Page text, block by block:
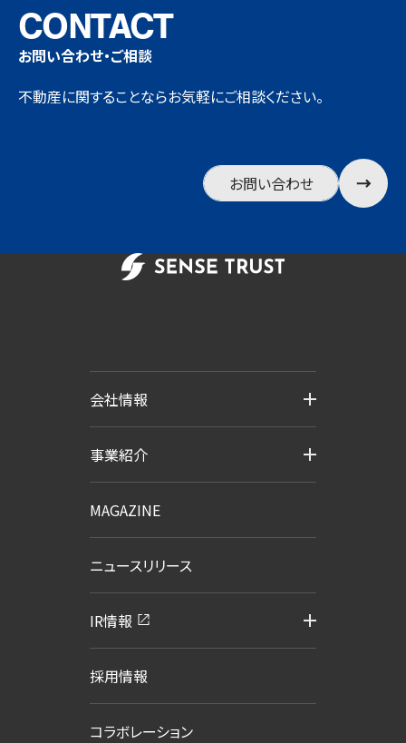
CONTACT
お問い合わせ・ご相談
不動産に関することならお気軽にご相談ください。
お問い合わせ
会社情報
事業紹介
MAGAZINE
ニュースリリース
IR情報
採用情報
コラボレーション